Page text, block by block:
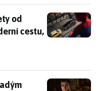
od slavné
od
cestu,
Salierim.